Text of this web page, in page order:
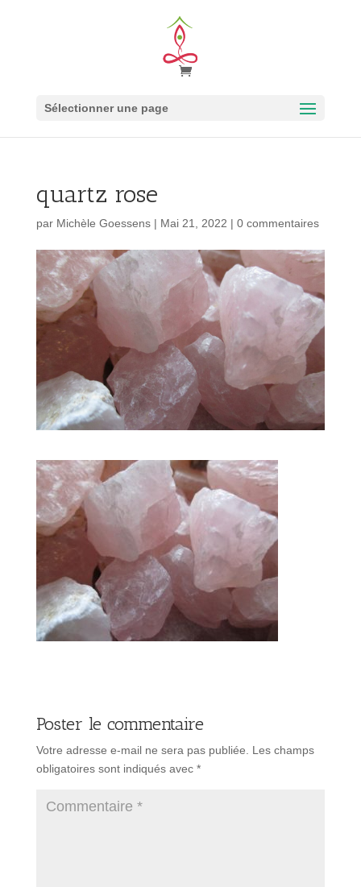
Sélectionner une page
quartz rose
par Michèle Goessens| Mai 21, 2022 | 0 commentaires
Poster le commentaire
Votre adresse e-mail ne sera pas publiée.
Les champs
obligatoires sont indiqués avec *